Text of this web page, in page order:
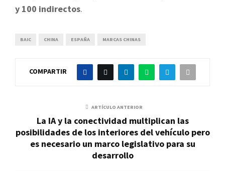
y 100 indirectos.
BAIC CHINA ESPAÑA MARCAS CHINAS
COMPARTIR
ARTÍCULO ANTERIOR
La IA y la conectividad multiplican las
posibilidades de los interiores del vehículo pero
es necesario un marco legislativo para su
desarrollo